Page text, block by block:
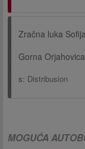
Gorna
s: Distribusion
MOGUĆA